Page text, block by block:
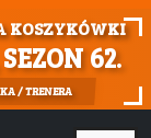
KOSZYKÓWKI
62.
/ TRENERA